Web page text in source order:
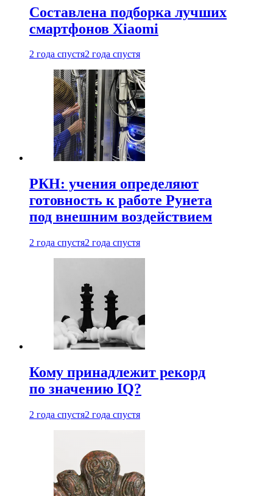
Составлена подборка лучших
смартфонов Xiaomi
2 года спустя2 года спустя
РКН: учения определяют
готовность к работе Рунета
под внешним воздействием
2 года спустя2 года спустя
Кому принадлежит рекорд
по значению IQ?
2 года спустя2 года спустя